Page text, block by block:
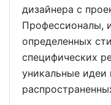
дизайнера с
Профессионалы,
определенных
специфических
уникальные идеи